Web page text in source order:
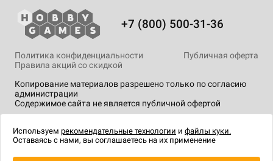
+7 (800) 500-31-36
Копирование материалов разрешено только по согласию
администрации
Содержимое сайта не является публичной офертой
Политика конфиденциальности
Публичная оферта
Правила акций со скидкой
технологии .
Используем рекомендательные технологии и файлы куки.
Оставаясь с нами, вы соглашаетесь на их применение